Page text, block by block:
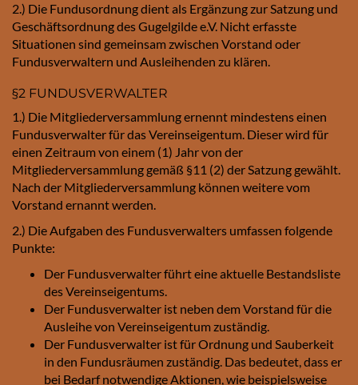
2.) Die Fundusordnung dient als Ergänzung zur Satzung und
Geschäftsordnung des Gugelgilde e.V. Nicht erfasste
Situationen sind gemeinsam zwischen Vorstand oder
Fundusverwaltern und Ausleihenden zu klären.
§2 FUNDUSVERWALTER
1.) Die Mitgliederversammlung ernennt mindestens einen
Fundusverwalter für das Vereinseigentum. Dieser wird für
einen Zeitraum von einem (1) Jahr von der
Mitgliederversammlung gemäß §11 (2) der Satzung gewählt.
Nach der Mitgliederversammlung können weitere vom
Vorstand ernannt werden.
2.) Die Aufgaben des Fundusverwalters umfassen folgende
Punkte:
Der Fundusverwalter führt eine aktuelle Bestandsliste
des Vereinseigentums.
Der Fundusverwalter ist neben dem Vorstand für die
Ausleihe von Vereinseigentum zuständig.
Der Fundusverwalter ist für Ordnung und Sauberkeit
in den Fundusräumen zuständig. Das bedeutet, dass er
bei Bedarf notwendige Aktionen, wie beispielsweise